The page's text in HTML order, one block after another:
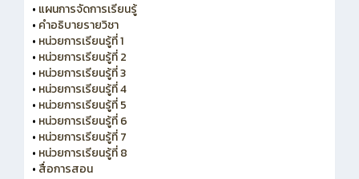
• แผนการจัดการเรียนรู้
• คำอธิบายรายวิชา
• หน่วยการเรียนรู้ที่ 1
• หน่วยการเรียนรู้ที่ 2
• หน่วยการเรียนรู้ที่ 3
• หน่วยการเรียนรู้ที่ 4
• หน่วยการเรียนรู้ที่ 5
• หน่วยการเรียนรู้ที่ 6
• หน่วยการเรียนรู้ที่ 7
• หน่วยการเรียนรู้ที่ 8
• สื่อการสอน